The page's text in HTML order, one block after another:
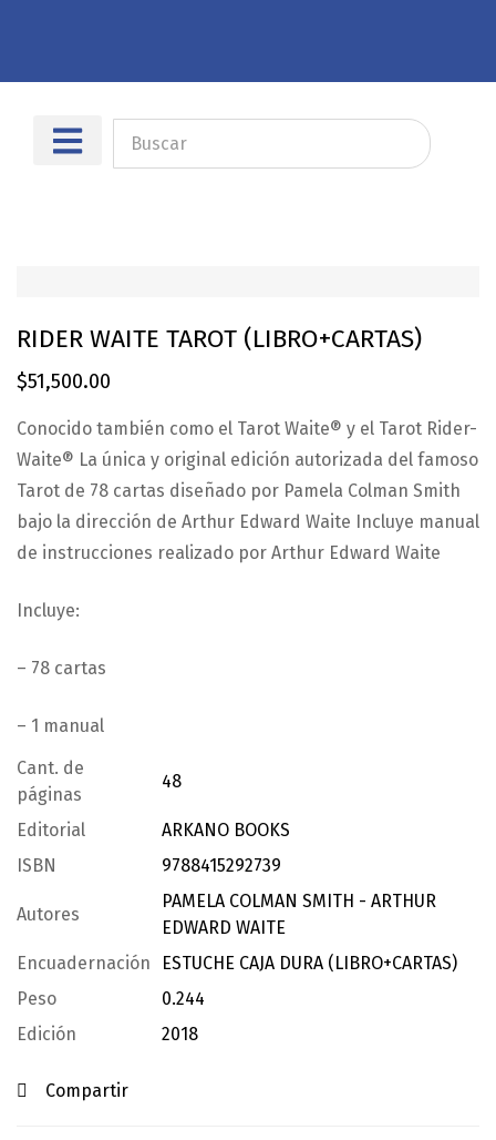
RIDER WAITE TAROT (LIBRO+CARTAS)
$51,500.00
Conocido también como el Tarot Waite® y el Tarot Rider-
Waite® La única y original edición autorizada del famoso
Tarot de 78 cartas diseñado por Pamela Colman Smith
bajo la dirección de Arthur Edward Waite Incluye manual
de instrucciones realizado por Arthur Edward Waite
Incluye:
– 78 cartas
– 1 manual
Cant. de
páginas
48
Editorial
ARKANO BOOKS
ISBN
9788415292739
Autores
PAMELA COLMAN SMITH - ARTHUR
EDWARD WAITE
Encuadernación
ESTUCHE CAJA DURA (LIBRO+CARTAS)
Peso
0.244
Edición
2018
Compartir